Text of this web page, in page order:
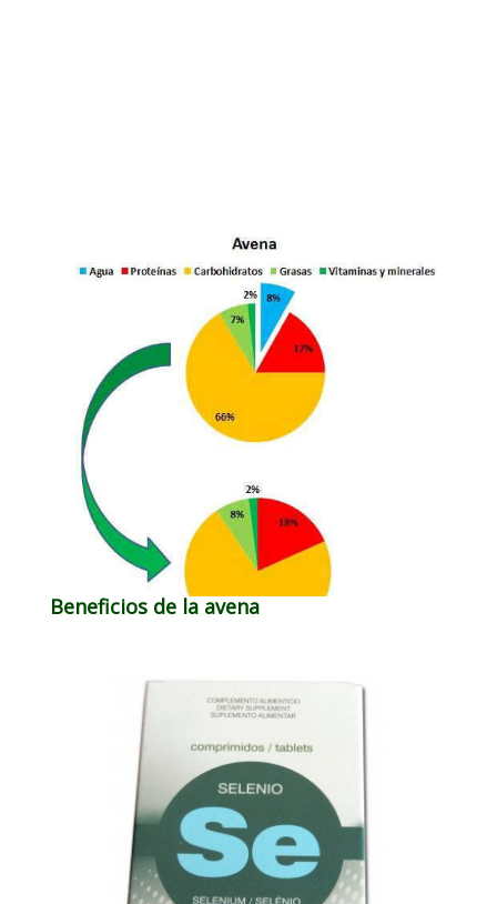
Beneficios de la avena